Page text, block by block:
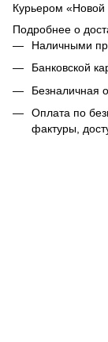
Курьером «Новой
Подробнее о
Наличными
Банковской
Безналичная
Оплата по
фактуры,